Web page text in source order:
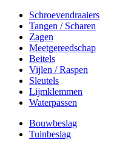
Schroevendraaiers
Tangen / Scharen
Zagen
Meetgereedschap
Beitels
Vijlen / Raspen
Sleutels
Lijmklemmen
Waterpassen
Bouwbeslag
Tuinbeslag